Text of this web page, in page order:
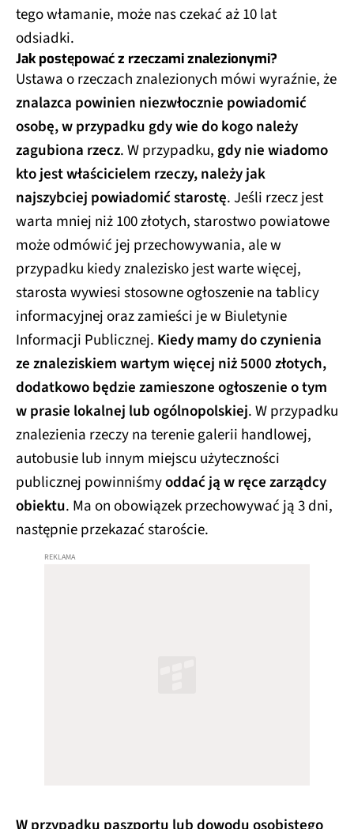
tego włamanie, może nas czekać aż 10 lat
odsiadki.
Jak postępować z rzeczami znalezionymi?
Ustawa o rzeczach znalezionych mówi wyraźnie, że
znalazca powinien niezwłocznie powiadomić
osobę, w przypadku gdy wie do kogo należy
zagubiona rzecz. W przypadku, gdy nie wiadomo
kto jest właścicielem rzeczy, należy jak
najszybciej powiadomić starostę. Jeśli rzecz jest
warta mniej niż 100 złotych, starostwo powiatowe
może odmówić jej przechowywania, ale w
przypadku kiedy znalezisko jest warte więcej,
starosta wywiesi stosowne ogłoszenie na tablicy
informacyjnej oraz zamieści je w Biuletynie
Informacji Publicznej. Kiedy mamy do czynienia
ze znaleziskiem wartym więcej niż 5000 złotych,
dodatkowo będzie zamieszone ogłoszenie o tym
w prasie lokalnej lub ogólnopolskiej. W przypadku
znalezienia rzeczy na terenie galerii handlowej,
autobusie lub innym miejscu użyteczności
publicznej powinniśmyoddać ją w ręce zarządcy
obiektu. Ma on obowiązek przechowywać ją 3 dni,
następnie przekazać staroście.
W przypadku paszportu lub dowodu osobistego